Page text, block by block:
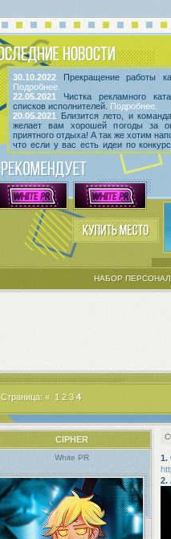
30.10.2022 Прекращение работы
Подробнее.
22.05.2021
Чистка рекламного
списков исполнителей. Подробнее.
20.05.2021
Близится лето, и
желает вам хорошей погоды за
приятного отдыха! А так же хотим
что если у вас есть идеи по
мероприятиям, вы всегда можете
ихв этой теме! Так же сообщаем, что
срок неактивности исполнителей и
Подробнее.
НАБОР
Страница: « 1 2 3 4
CIPHER
White PR
1.
2.